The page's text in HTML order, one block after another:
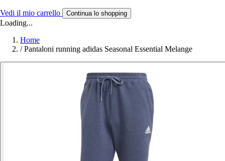
Vedi il mio carrello Continua lo shopping
Loading...
Home
/ Pantaloni running adidas Seasonal Essential Melange